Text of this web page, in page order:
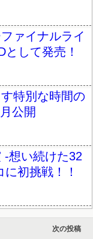
ァイナルライ
して発売！
特別な時間の
公開
-想い続けた32
初挑戦！！
次の投稿